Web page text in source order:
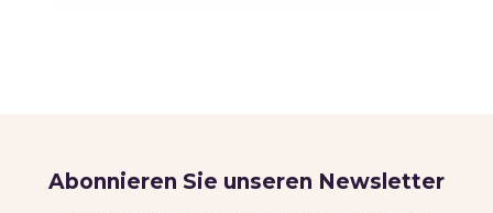
Abonnieren Sie unseren Newsletter